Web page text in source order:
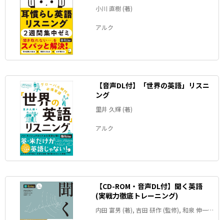
小川 直樹 (著)
アルク
【音声DL付】「世界の英語」リスニ
ング
里井 久輝 (著)
アルク
【CD-ROM・音声DL付】聞く英語
(実戦力徹底トレーニング)
内田 富男 (著), 吉田 研作 (監修), 和泉 伸一